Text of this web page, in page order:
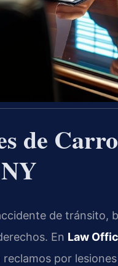
de
de tránsito,
En Law
por